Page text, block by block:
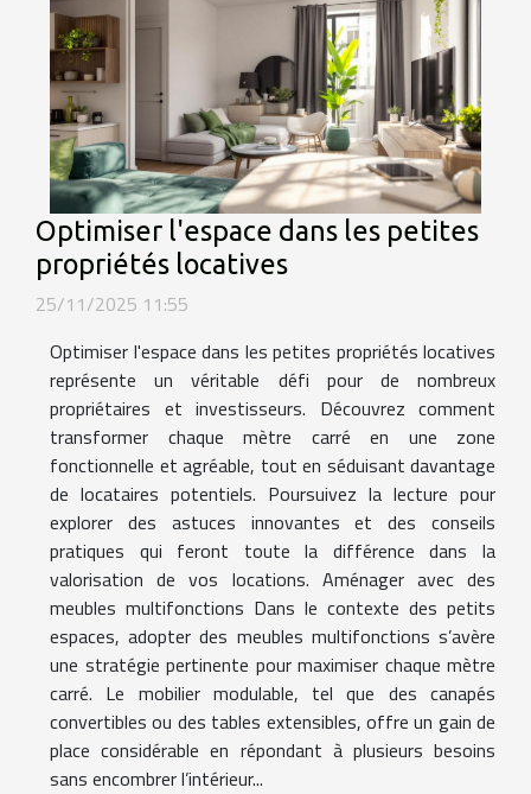
Optimiser l'espace dans les petites
propriétés locatives
25/11/2025 11:55
Optimiser l'espace dans les petites propriétés locatives
représente un véritable défi pour de nombreux
propriétaires et investisseurs. Découvrez comment
transformer chaque mètre carré en une zone
fonctionnelle et agréable, tout en séduisant davantage
de locataires potentiels. Poursuivez la lecture pour
explorer des astuces innovantes et des conseils
pratiques qui feront toute la différence dans la
valorisation de vos locations. Aménager avec des
meubles multifonctions Dans le contexte des petits
espaces, adopter des meubles multifonctions s’avère
une stratégie pertinente pour maximiser chaque mètre
carré. Le mobilier modulable, tel que des canapés
convertibles ou des tables extensibles, offre un gain de
place considérable en répondant à plusieurs besoins
sans encombrer l’intérieur...